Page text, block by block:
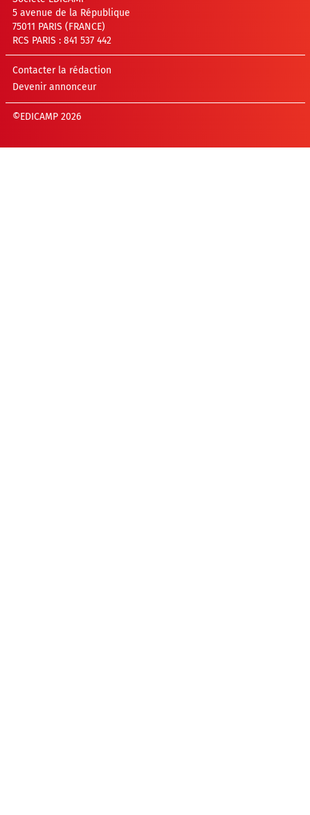
5 avenue de la République
75011 PARIS (FRANCE)
RCS PARIS : 841 537 442
Contacter la rédaction
Devenir annonceur
©EDICAMP 2026